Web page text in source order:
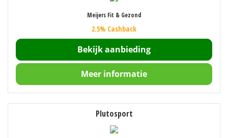
Meijers Fit & Gezond
2.5% Cashback
Bekijk aanbieding
Meer informatie
Plutosport